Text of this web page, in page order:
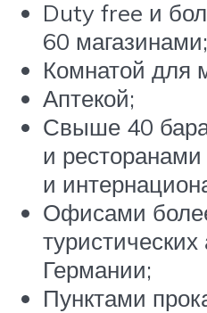
Duty free и
60 магазинами;
Комнатой для
Аптекой;
Свыше 40
и
и
Офисами
туристических
Германии;
Пунктами